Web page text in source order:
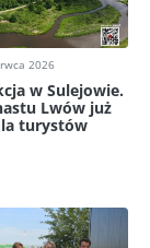
2026
w Sulejowie.
Lwów już
turystów